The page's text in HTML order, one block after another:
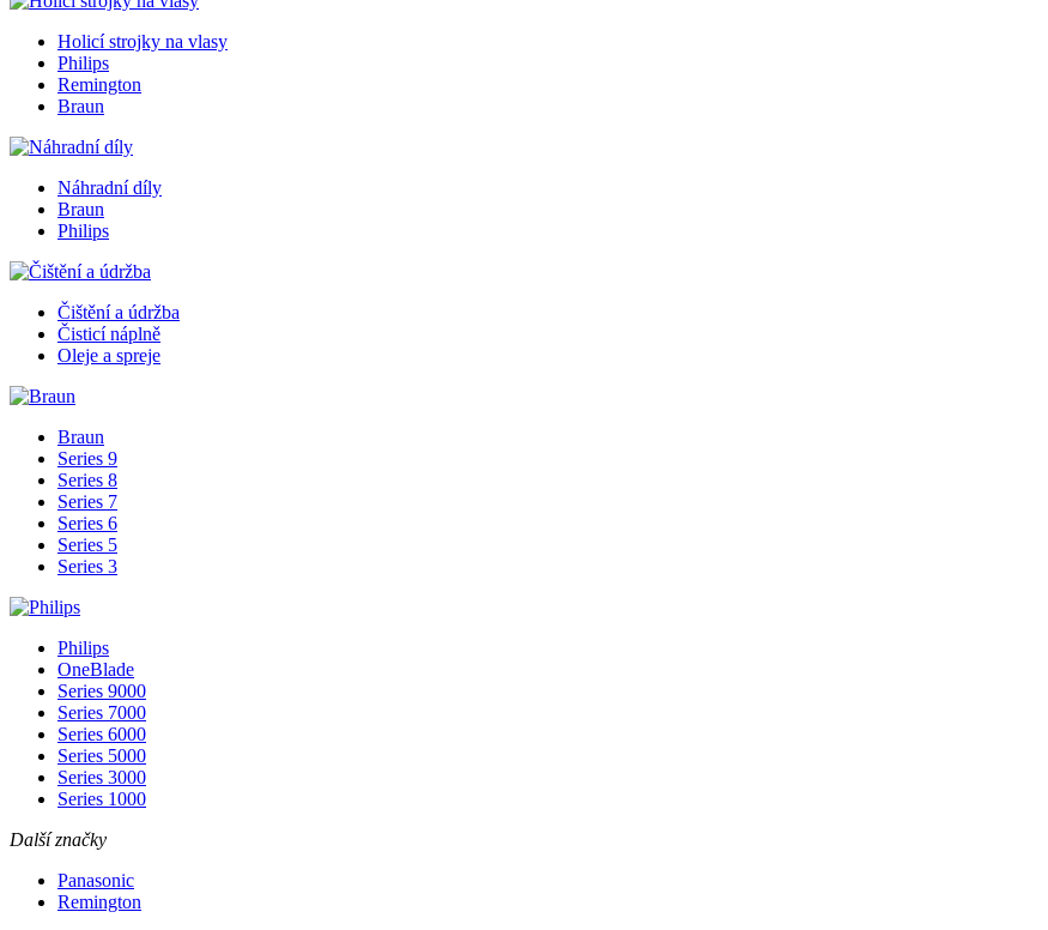
Holicí strojky na vlasy
Philips
Remington
Braun
Náhradní díly
Braun
Philips
Čištění a údržba
Čisticí náplně
Oleje a spreje
Braun
Series 9
Series 8
Series 7
Series 6
Series 5
Series 3
Philips
OneBlade
Series 9000
Series 7000
Series 6000
Series 5000
Series 3000
Series 1000
Další značky
Panasonic
Remington